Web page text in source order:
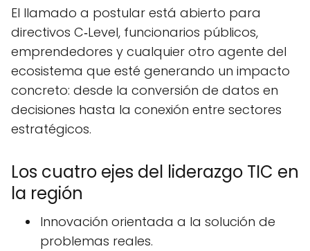
El llamado a postular está abierto para
directivos C‑Level, funcionarios públicos,
emprendedores y cualquier otro agente del
ecosistema que esté generando un impacto
concreto: desde la conversión de datos en
decisiones hasta la conexión entre sectores
estratégicos.
Los cuatro ejes del liderazgo TIC en
la región
Innovación orientada a la solución de
problemas reales.